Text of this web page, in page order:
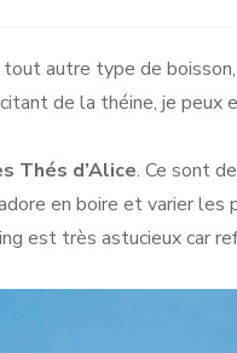
autre type de
de la théine, je peux
Thés d’Alice. Ce sont
en boire et varier les
est très astucieux car